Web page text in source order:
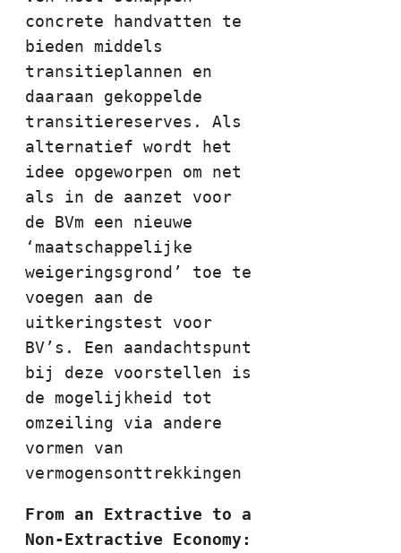
concrete handvatten te
bieden middels
transitieplannen en
daaraan gekoppelde
transitiereserves. Als
alternatief wordt het
idee opgeworpen om net
als in de aanzet voor
de BVm een nieuwe
‘maatschappelijke
weigeringsgrond’ toe te
voegen aan de
uitkeringstest voor
BV’s. Een aandachtspunt
bij deze voorstellen is
de mogelijkheid tot
omzeiling via andere
vormen van
vermogensonttrekkingen
From an Extractive to a
Non-Extractive Economy: